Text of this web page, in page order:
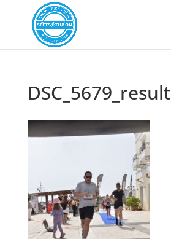
DSC_5679_result